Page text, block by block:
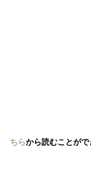
ちらから読むことがで
こ